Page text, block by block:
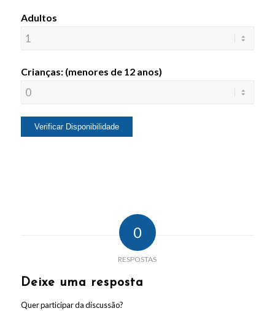
Adultos
Crianças: (menores de 12 anos)
0
RESPOSTAS
Deixe uma resposta
Quer participar da discussão?